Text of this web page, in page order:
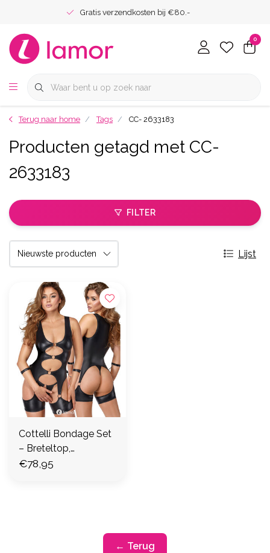
Gratis verzendkosten bij €80.-
0
Terug naar home Tags CC- 2633183
Producten getagd met CC-
2633183
FILTER
Lijst
Cottelli Bondage Set
– Breteltop,
CC2633183
€78,95
← Terug